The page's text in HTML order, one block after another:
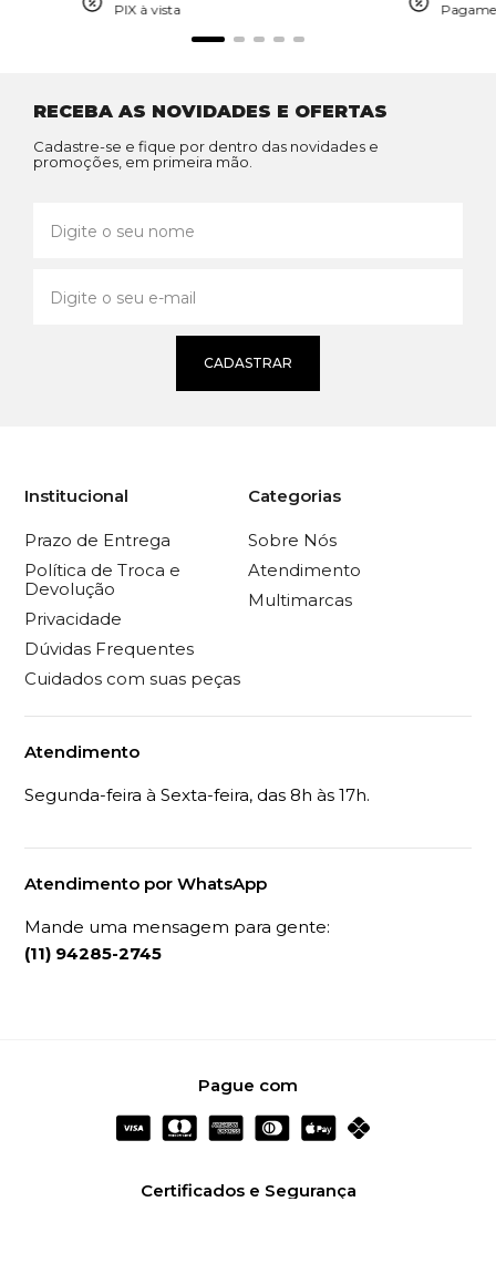
PIX à vista
RECEBA AS NOVIDADES E OFERTAS
Cadastre-se e fique por dentro das novidades e
promoções, em primeira mão.
CADASTRAR
Institucional
Prazo de Entrega
Política de Troca e
Devolução
Privacidade
Dúvidas Frequentes
Cuidados com suas peças
Categorias
Sobre Nós
Atendimento
Multimarcas
Atendimento
Segunda-feira à Sexta-feira, das 8h às 17h.
Atendimento por WhatsApp
Mande uma mensagem para gente:
(11) 94285-2745
Pague com
Certificados e Segurança